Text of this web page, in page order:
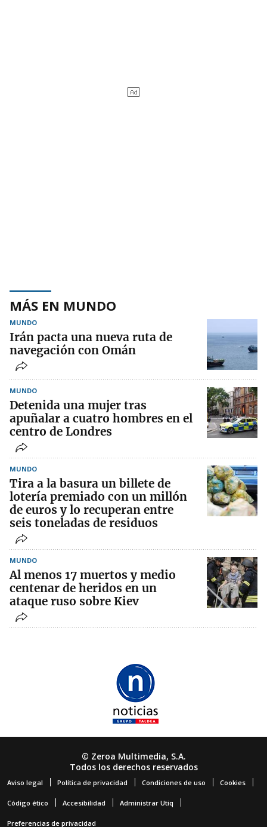
MÁS EN MUNDO
MUNDO
Irán pacta una nueva ruta de
navegación con Omán
MUNDO
Detenida una mujer tras
apuñalar a cuatro hombres en el
centro de Londres
MUNDO
Tira a la basura un billete de
lotería premiado con un millón
de euros y lo recuperan entre
seis toneladas de residuos
MUNDO
Al menos 17 muertos y medio
centenar de heridos en un
ataque ruso sobre Kiev
© Zeroa Multimedia, S.A.
Todos los derechos reservados
Aviso legal Política de privacidad Condiciones de uso Cookies
Código ético Accesibilidad Administrar Utiq
Preferencias de privacidad